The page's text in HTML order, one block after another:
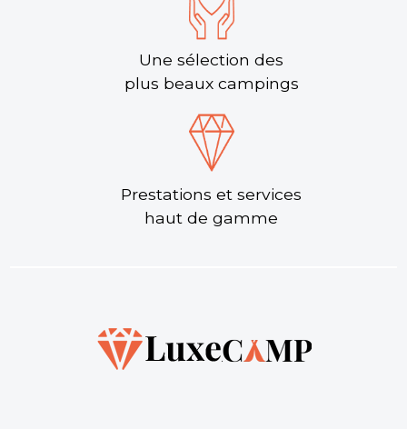
Une sélection des
plus beaux campings
Prestations et services
haut de gamme